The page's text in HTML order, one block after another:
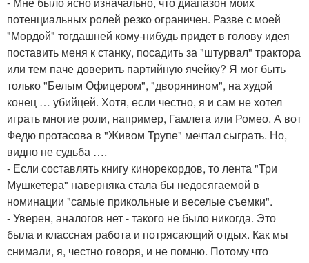
потенциальных ролей резко ограничен. Разве с моей
"Мордой" тогдашней кому-нибудь придет в голову идея
поставить меня к станку, посадить за "штурвал" трактора
или тем паче доверить партийную ячейку? Я мог быть
только "Белым Офицером", "дворянином", на худой
конец … убийцей. Хотя, если честно, я и сам не хотел
играть многие роли, например, Гамлета или Ромео. А вот
Федю протасова в "Живом Трупе" мечтал сыграть. Но,
видно не судьба ….
- Если составлять книгу кинорекордов, то лента "Три
Мушкетера" наверняка стала бы недосягаемой в
номинации "самые прикольные и веселые съемки".
- Уверен, аналогов нет - такого не было никогда. Это
была и классная работа и потрясающий отдых. Как мы
снимали, я, честно говоря, и не помню. Потому что